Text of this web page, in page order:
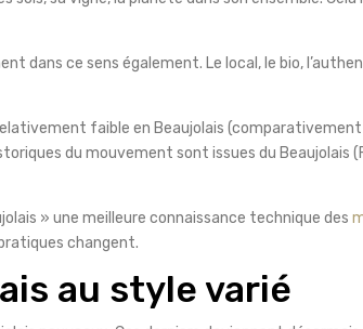
dans ce sens également. Le local, le bio,
faible en Beaujolais (comparativement
du mouvement sont issues du Beaujolais
» une meilleure connaissance technique des
changent.
au style varié